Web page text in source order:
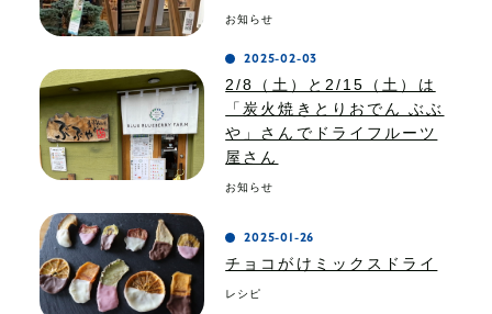
お知らせ
2/8（土）と2/15（土）は
「炭火焼きとりおでん ぶぶ
や」さんでドライフルーツ
屋さん
2025-02-03
お知らせ
チョコがけミックスドライ
2025-01-26
レシピ